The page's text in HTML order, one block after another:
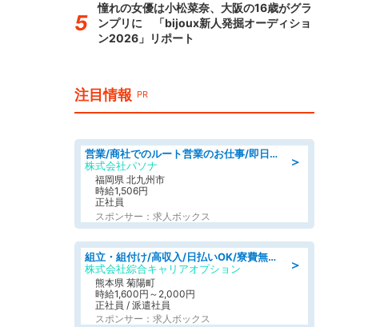
憧れの女優は小松菜奈、大阪の16歳がグラ
ンプリに 「bijoux新人発掘オーディショ
ン2026」リポート
注目情報 PR
＞
営業/商社でのルート営業のお仕事/即日勤務可/車通勤可/営業
株式会社パソナ
福岡県 北九州市
時給1,506円
正社員
スポンサー：求人ボックス
＞
組立・組付け/高収入/日払いOK/寮費無料/交替制/20・30・40代活躍中
株式会社綜合キャリアオプション
熊本県 菊陽町
時給1,600円～2,000円
正社員 / 派遣社員
スポンサー：求人ボックス